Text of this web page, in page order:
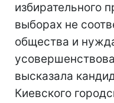
избирательного
выборах не
общества и
высказала
Киевского